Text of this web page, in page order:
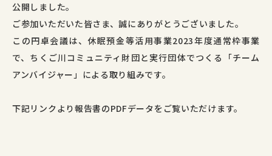
公開しました。
ご参加いただいた皆さま、誠にありがとうございました。
この円卓会議は、休眠預金等活用事業2023年度通常枠事業
で、ちくご川コミュニティ財団と実行団体でつくる「チーム
アンバイジャー」による取り組みです。
下記リンクより報告書のPDFデータをご覧いただけます。